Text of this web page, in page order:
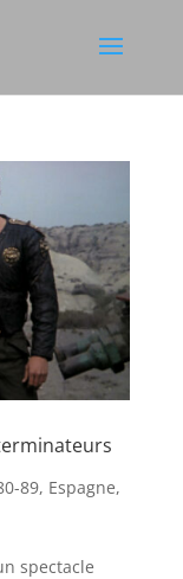
89, Espagne,
spectacle